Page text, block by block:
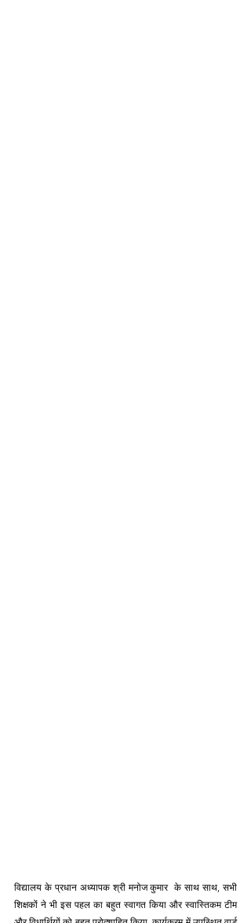
विद्यालय के प्रधान अध्यापक श्री मनोज कुमार  के साथ साथ, सभी
शिक्षकों ने भी इस पहल का बहुत स्वागत किया और स्वास्तिकम टीम